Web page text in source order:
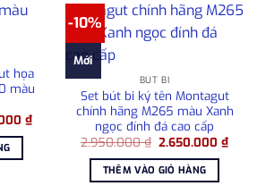
họa
màu
₫.
₫Giá
hiện
1.800.000 ₫.
-10%
Mới
BÚT BI
Set bút bi ký tên Montagut
chính hãng M265 màu Xanh
ngọc đính đá cao cấp
2.950.000₫ Giá
là:
2.950.000 ₫.
2.650.000₫Giá
hiện
THÊM VÀO GIỎ HÀNG